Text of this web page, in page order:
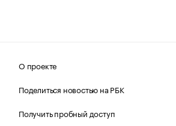
О проекте
Поделиться новостью на РБК
Получить пробный доступ